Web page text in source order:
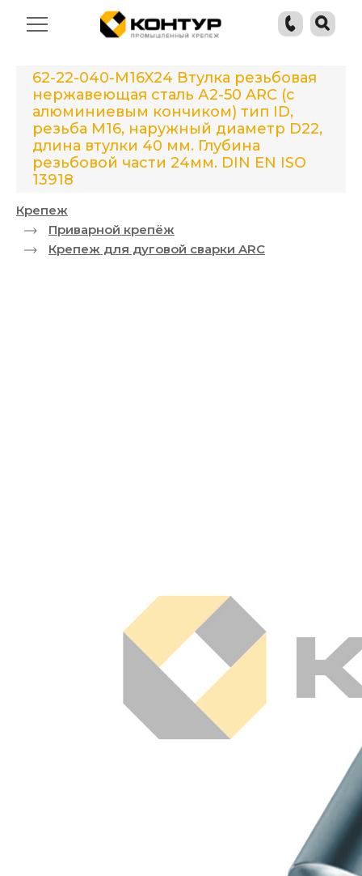
62-22-040-M16X24 Втулка резьбовая
нержавеющая сталь А2-50 ARC (с
алюминиевым кончиком) тип ID,
резьба М16, наружный диаметр D22,
длина втулки 40 мм. Глубина
резьбовой части 24мм. DIN EN ISO
13918
Крепеж
Приварной крепёж
Крепеж для дуговой сварки ARC